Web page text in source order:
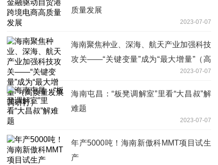
质量发展
2023-07-07
海南聚焦种业、深海、航天产业加强科技
攻关——“关键变量”成为“最大增量”（高
2023-07-07
海南屯昌：“板凳调解室”里看“大昌叔”解
难题
2023-07-07
年产5000吨！海南新傲科MMT项目试生
产